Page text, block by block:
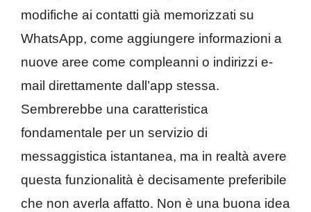
modifiche ai contatti già memorizzati su
WhatsApp, come aggiungere informazioni a
nuove aree come compleanni o indirizzi e-
mail direttamente dall’app stessa.
Sembrerebbe una caratteristica
fondamentale per un servizio di
messaggistica istantanea, ma in realtà avere
questa funzionalità è decisamente preferibile
che non averla affatto. Non è una buona idea